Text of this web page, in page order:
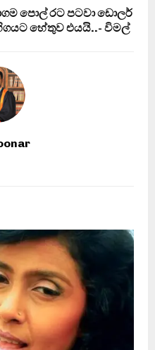
පොල් රට පටවා ඩොලර්
හේතුව එයයි..- විමල්